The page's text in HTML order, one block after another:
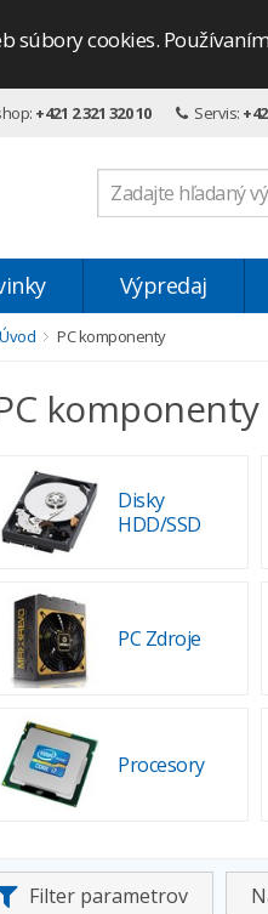
súbory cookies.
+421 2 321 320 10 Servis:
Výpredaj
Úvod PC komponenty
komponenty
Disky
HDD/SSD
PC Zdroje
Procesory
Filter parametrov